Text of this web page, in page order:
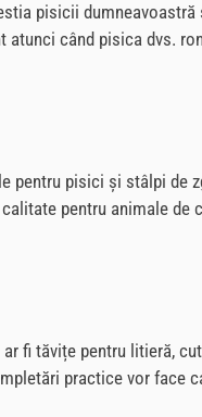
pisicii
atunci când pisica dvs.
pentru pisici și stâlpi de
pentru animale de
fi tăvițe pentru litieră,
practice vor face